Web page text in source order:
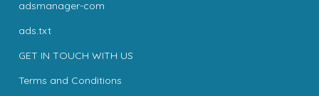
adsmanager-com
ads.txt
GET IN TOUCH WITH US
Terms and Conditions